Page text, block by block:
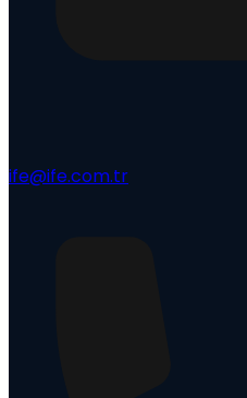
ife@ife.com.tr